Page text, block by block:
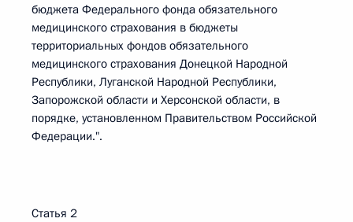
бюджета Федерального фонда обязательного
медицинского страхования в бюджеты
территориальных фондов обязательного
медицинского страхования Донецкой Народной
Республики, Луганской Народной Республики,
Запорожской области и Херсонской области, в
порядке, установленном Правительством Российской
Федерации.".
Статья 2